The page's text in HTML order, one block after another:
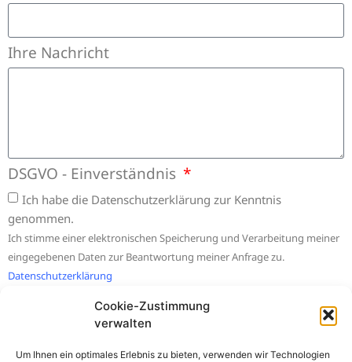
Cookie-Zustimmung
verwalten
Um Ihnen ein optimales Erlebnis zu bieten, verwenden wir Technologien
Ihre Nachricht
DSGVO - Einverständnis
Ich habe die Datenschutzerklärung zur Kenntnis
genommen.
Ich stimme einer elektronischen Speicherung und Verarbeitung meiner
eingegebenen Daten zur Beantwortung meiner Anfrage zu.
Datenschutzerklärung
Absenden